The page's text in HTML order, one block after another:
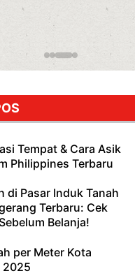
Tempat & Cara Asik
Philippines Terbaru
di Pasar Induk Tanah
Terbaru: Cek
Belanja!
per Meter Kota
2025